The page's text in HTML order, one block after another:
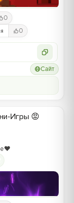
0
0
Сайт
Игры 😡